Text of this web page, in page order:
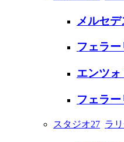
メルセ
フェラ
エンツォ
フェラ
スタジオ27 ラ